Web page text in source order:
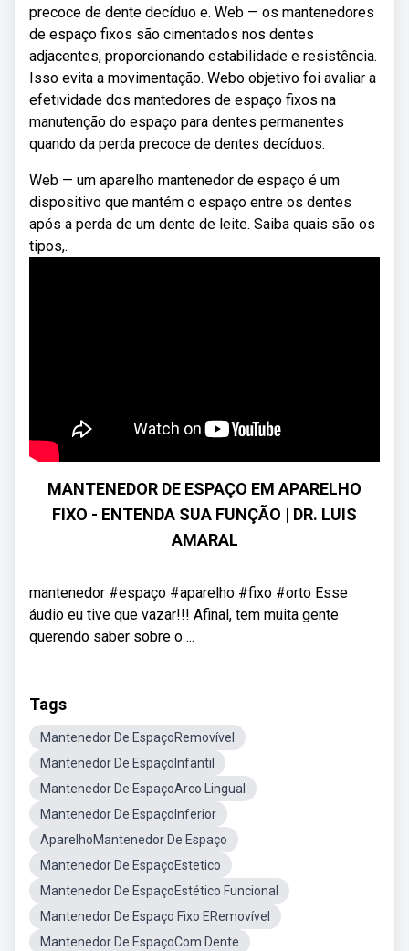
precoce de dente decíduo e. Web — os mantenedores
de espaço fixos são cimentados nos dentes
adjacentes, proporcionando estabilidade e resistência.
Isso evita a movimentação. Webo objetivo foi avaliar a
efetividade dos mantedores de espaço fixos na
manutenção do espaço para dentes permanentes
quando da perda precoce de dentes decíduos.
Web — um aparelho mantenedor de espaço é um
dispositivo que mantém o espaço entre os dentes
após a perda de um dente de leite. Saiba quais são os
tipos,.
MANTENEDOR DE ESPAÇO EM APARELHO
FIXO - ENTENDA SUA FUNÇÃO | DR. LUIS
AMARAL
mantenedor #espaço #aparelho #fixo #orto Esse
áudio eu tive que vazar!!! Afinal, tem muita gente
querendo saber sobre o ...
Tags
Mantenedor De EspaçoRemovível
Mantenedor De EspaçoInfantil
Mantenedor De EspaçoArco Lingual
Mantenedor De EspaçoInferior
AparelhoMantenedor De Espaço
Mantenedor De EspaçoEstetico
Mantenedor De EspaçoEstético Funcional
Mantenedor De Espaço Fixo ERemovível
Mantenedor De EspaçoCom Dente